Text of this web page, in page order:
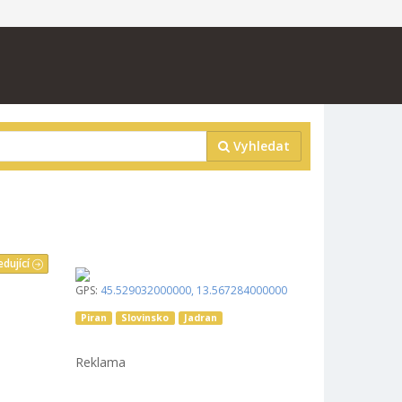
Vyhledat
GPS: 45.529032000000, 13.567284000000
Piran Slovinsko Jadran
Reklama